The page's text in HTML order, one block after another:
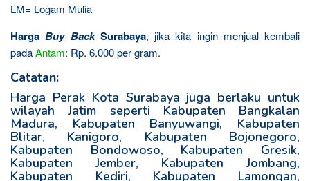
LM= Logam Mulia
HargaBuy BackSurabaya, jika kita ingin menjual kembali
padaAntam: Rp. 6.000 per gram.
Catatan:
Harga Perak Kota Surabaya juga berlaku untuk
wilayah Jatim seperti Kabupaten Bangkalan
Madura, Kabupaten Banyuwangi, Kabupaten
Blitar, Kanigoro, Kabupaten Bojonegoro,
Kabupaten Bondowoso, Kabupaten Gresik,
Kabupaten Jember, Kabupaten Jombang,
Kabupaten Kediri, Kabupaten Lamongan,